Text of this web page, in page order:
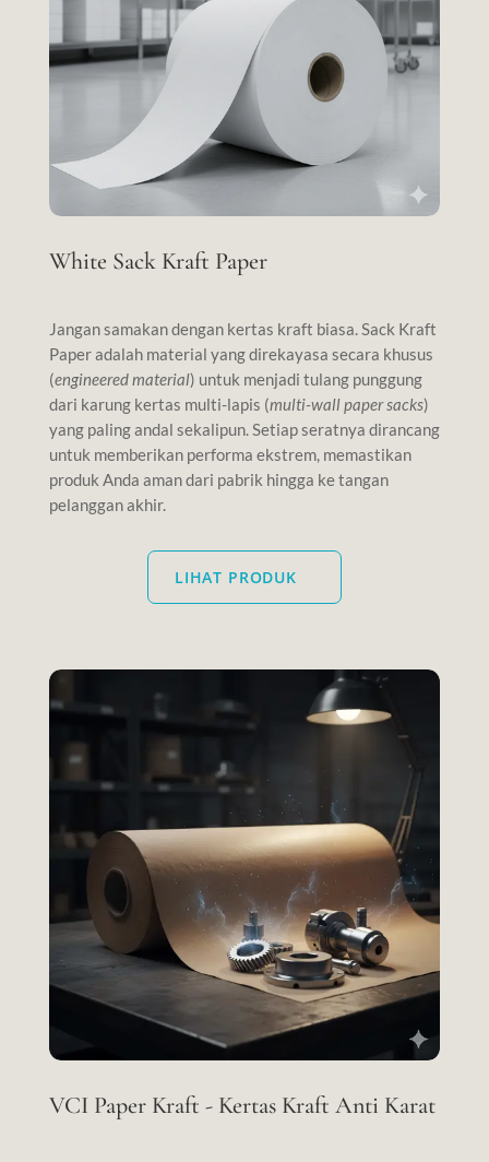
White Sack Kraft Paper
Jangan samakan dengan kertas kraft biasa. Sack Kraft
Paper adalah material yang direkayasa secara khusus
(engineered material) untuk menjadi tulang punggung
dari karung kertas multi-lapis (multi-wall paper sacks)
yang paling andal sekalipun. Setiap seratnya dirancang
untuk memberikan performa ekstrem, memastikan
produk Anda aman dari pabrik hingga ke tangan
pelanggan akhir.
LIHAT PRODUK
VCI Paper Kraft - Kertas Kraft Anti Karat